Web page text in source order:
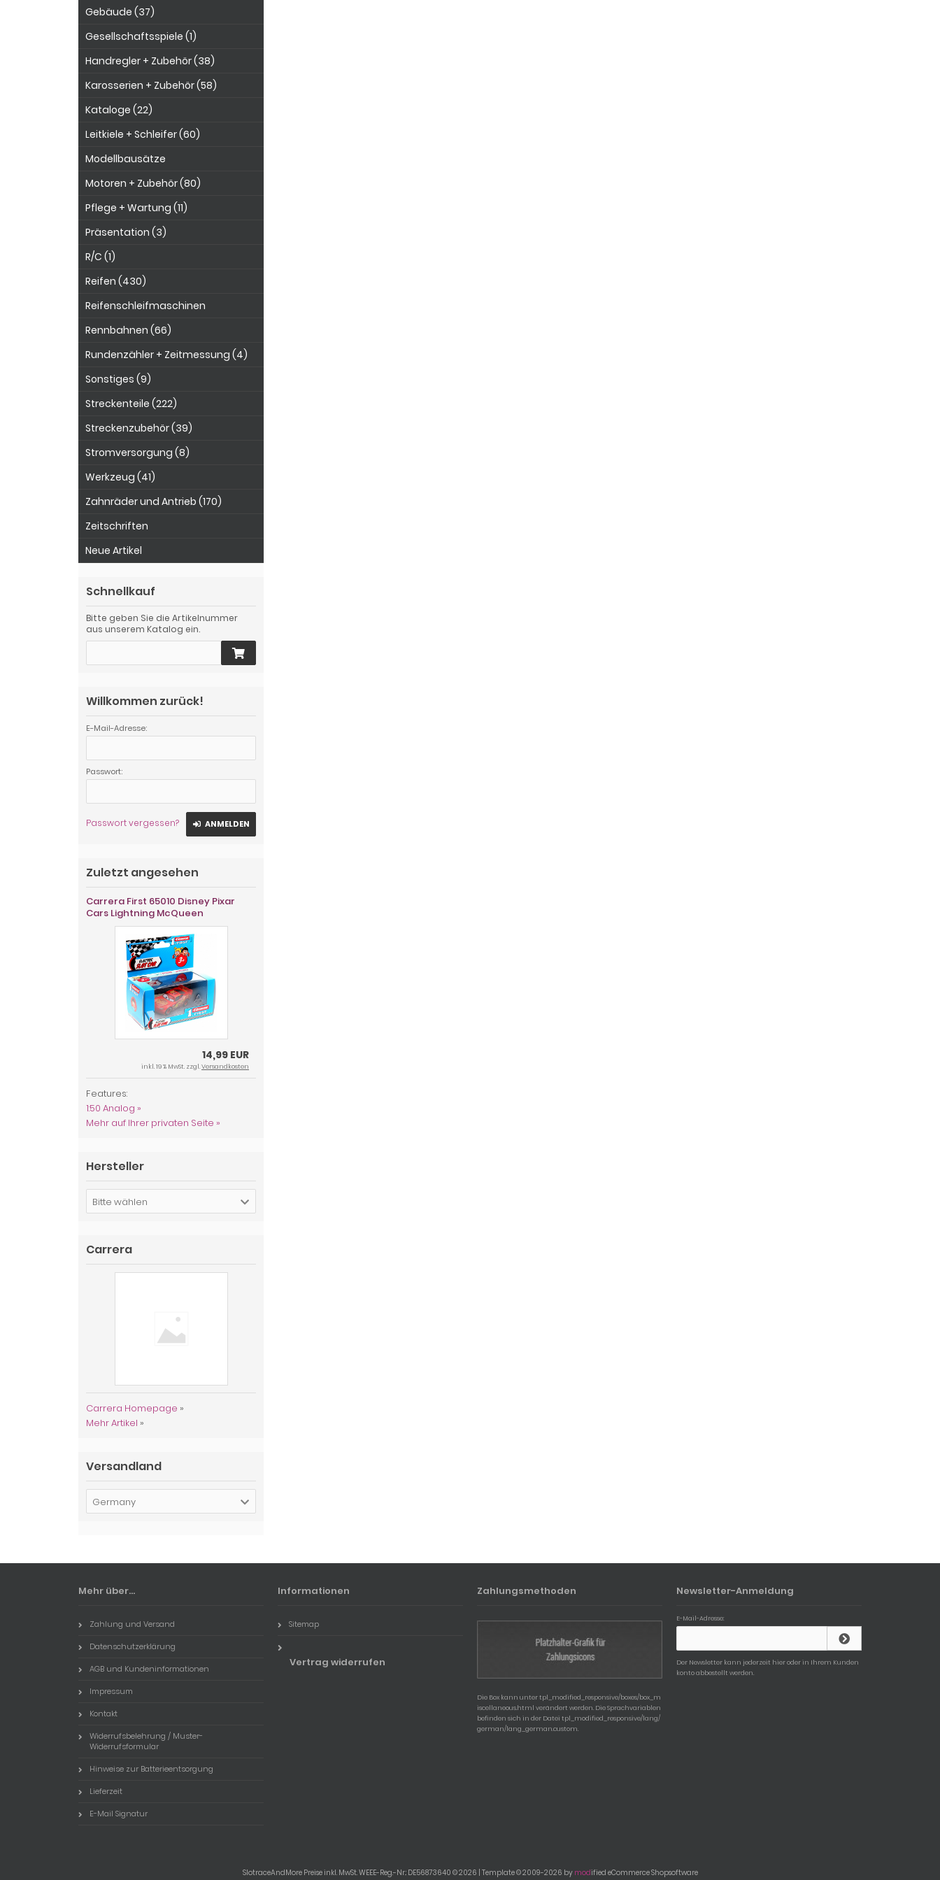
Gebäude (37)
Gesellschaftsspiele (1)
Handregler + Zubehör (38)
Karosserien + Zubehör (58)
Kataloge (22)
Leitkiele + Schleifer (60)
Modellbausätze
Motoren + Zubehör (80)
Pflege + Wartung (11)
Präsentation (3)
R/C (1)
Reifen (430)
Reifenschleifmaschinen
Rennbahnen (66)
Rundenzähler + Zeitmessung (4)
Sonstiges (9)
Streckenteile (222)
Streckenzubehör (39)
Stromversorgung (8)
Werkzeug (41)
Zahnräder und Antrieb (170)
Zeitschriften
Neue Artikel
Schnellkauf
Bitte geben Sie die Artikelnummer
aus unserem Katalog ein.
Willkommen zurück!
E-Mail-Adresse:
Passwort:
Passwort vergessen? ANMELDEN
Zuletzt angesehen
Carrera First 65010 Disney Pixar
Cars Lightning McQueen
14,99 EUR
inkl. 19 % MwSt. zzgl.Versandkosten
Features:
1:50 Analog »
Mehr auf Ihrer privaten Seite »
Hersteller
Bitte wählen
Carrera
Carrera Homepage »
Mehr Artikel »
Versandland
Germany
Mehr über...
Zahlung und Versand
Datenschutzerklärung
AGB und Kundeninformationen
Impressum
Kontakt
Widerrufsbelehrung / Muster-
Widerrufsformular
Hinweise zur Batterieentsorgung
Lieferzeit
E-Mail Signatur
Informationen
Sitemap
Vertrag widerrufen
Zahlungsmethoden
Die Box kann unter tpl_modified_responsive/boxes/box_m
iscellaneous.html verändert werden. Die Sprachvariablen
befinden sich in der Datei tpl_modified_responsive/lang/
german/lang_german.custom.
Newsletter-Anmeldung
E-Mail-Adresse:
Der Newsletter kann jederzeit hier oder in Ihrem Kunden
konto abbestellt werden.
SlotraceAndMore Preise inkl. MwSt. WEEE-Reg.-Nr.: DE56873640 © 2026 | Template © 2009-2026 by modified eCommerce Shopsoftware